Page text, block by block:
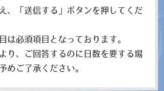
、「送信する」ボタンを押してくだ
は必須項目となっております。
り、ご回答するのに日数を要する場
めご了承ください。